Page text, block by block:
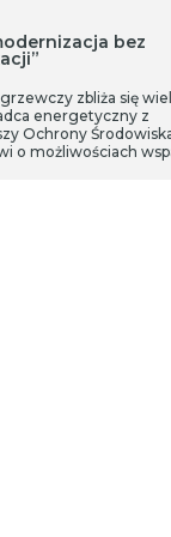
bez
zbliża się
energetyczny z
Ochrony
o możliwościach